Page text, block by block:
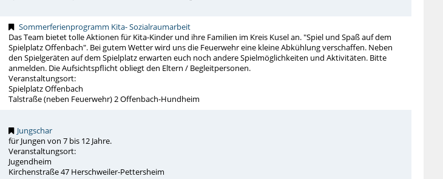
Sommerferienprogramm Kita- Sozialraumarbeit
Das Team bietet tolle Aktionen für Kita-Kinder und ihre Familien im Kreis Kusel an. "Spiel und Spaß auf dem
Spielplatz Offenbach". Bei gutem Wetter wird uns die Feuerwehr eine kleine Abkühlung verschaffen. Neben
den Spielgeräten auf dem Spielplatz erwarten euch noch andere Spielmöglichkeiten und Aktivitäten. Bitte
anmelden. Die Aufsichtspflicht obliegt den Eltern / Begleitpersonen.
Veranstaltungsort:
Spielplatz Offenbach
Talstraße (neben Feuerwehr) 2 Offenbach-Hundheim
Jungschar
für Jungen von 7 bis 12 Jahre.
Veranstaltungsort:
Jugendheim
Kirchenstraße 47 Herschweiler-Pettersheim